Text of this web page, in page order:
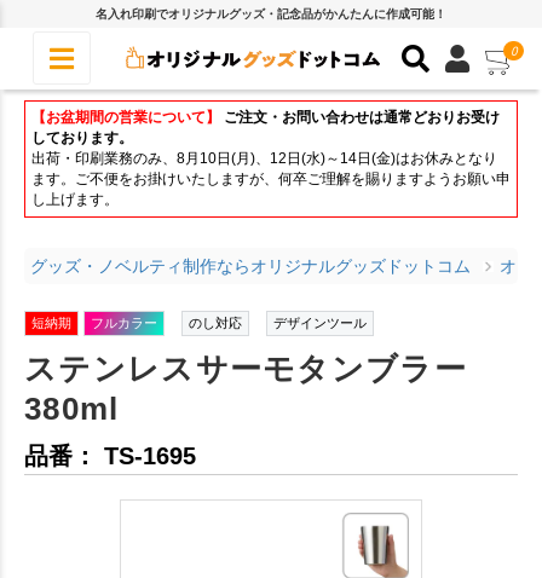
名入れ印刷でオリジナルグッズ・記念品がかんたんに作成可能！
0
【お盆期間の営業について】
ご注文・お問い合わせは通常どおりお受け
しております。
出荷・印刷業務のみ、8月10日(月)、12日(水)～14日(金)はお休みとなり
ます。ご不便をお掛けいたしますが、何卒ご理解を賜りますようお願い申
し上げます。
グッズ・ノベルティ制作ならオリジナルグッズドットコム オリ
短納期 フルカラー のし対応 デザインツール
ステンレスサーモタンブラー
380ml
品番： TS-1695